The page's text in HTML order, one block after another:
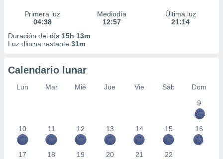
Primera luz
04:38
Mediodía
12:57
Última luz
21:14
Duración del día 15h 13m
Luz diurna restante 31m
Calendario lunar
Lun Mar Mié Jue Vie Sáb
Dom
9
10 11 12 13 14 15 16
17 18 19 20 21 22